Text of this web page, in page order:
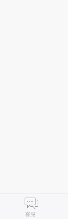
客服